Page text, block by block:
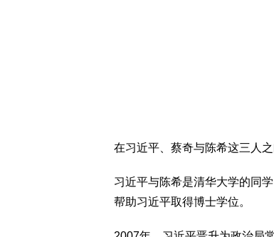
在习近平、蔡奇与陈希这三人
习近平与陈希是清华大学的同
帮助习近平取得博士学位。